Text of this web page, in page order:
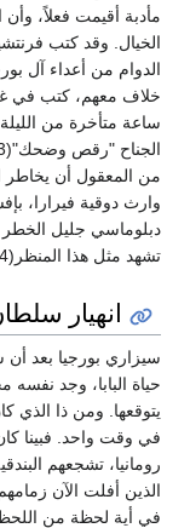
مأدبة أقيمت فعلاً،
الخيال. وقد كتب
الدوام من أعداء آل
خلاف معهم، كتب في
ساعة متأخرة من
من المعقول أن يخاطر
وارث دوقية فيرارا،
دبلوماسي جليل الخطر
تشهد مثل هذا المنظر(94).
انهيار
سيزاري بورجيا بعد
حياة البابا، وجد
يتوقعها. ومن ذا الذي
في وقت واحد. فبينا
رومانيا، تشجعهم
الذين أفلت الآن
في أية لحظة من